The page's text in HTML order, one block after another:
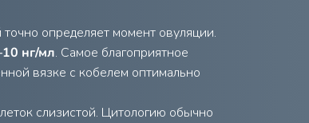
определяет момент овуляции.
нг/мл. Самое благоприятное
вязке с кобелем оптимально
слизистой. Цитологию обычно